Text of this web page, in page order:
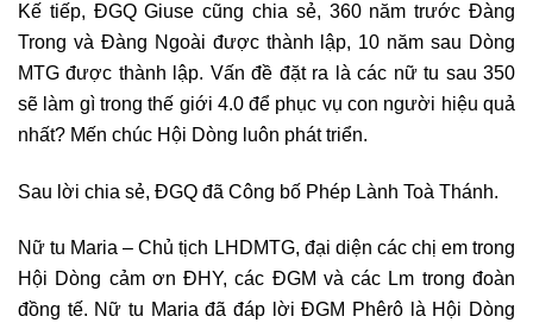
Kế tiếp, ĐGQ Giuse cũng chia sẻ, 360 năm trước Đàng
Trong và Đàng Ngoài được thành lập, 10 năm sau Dòng
MTG được thành lập. Vấn đề đặt ra là các nữ tu sau 350
sẽ làm gì trong thế giới 4.0 để phục vụ con người hiệu quả
nhất? Mến chúc Hội Dòng luôn phát triển.
Sau lời chia sẻ, ĐGQ đã Công bố Phép Lành Toà Thánh.
Nữ tu Maria – Chủ tịch LHDMTG, đại diện các chị em trong
Hội Dòng cảm ơn ĐHY, các ĐGM và các Lm trong đoàn
đồng tế. Nữ tu Maria đã đáp lời ĐGM Phêrô là Hội Dòng